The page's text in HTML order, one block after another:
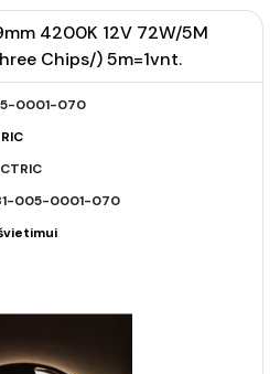
4200K 12V 72W/5M
Chips/) 5m=1vnt.
0001-070
005-0001-070